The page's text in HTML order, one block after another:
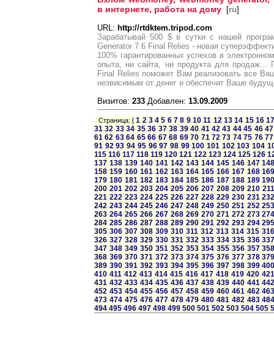
в интернете, работа на дому [ru]
URL: http://rtdktem.tripod.com
Зарабатывай 500 $ в сутки с нашей
Generator 7.6 Final Relies - новая
100% гарантированных успехов в
опыта, ни сайта, ни продукта для продаж...
Final Relies поможет Вам реализовать все
незвисимым от денег и обеспечит Ваше
Визитов: 233 Добавлен: 13.09.2009
Страница: [1 2 3 4 5 6 7 8 9 10 11 12 13 14 15 16
31 32 33 34 35 36 37 38 39 40 41 42 43 44 45 46 47
61 62 63 64 65 66 67 68 69 70 71 72 73 74 75 76 77
91 92 93 94 95 96 97 98 99 100 101 102 103 104
115 116 117 118 119 120 121 122 123 124 125 126
137 138 139 140 141 142 143 144 145 146 147
158 159 160 161 162 163 164 165 166 167 168
179 180 181 182 183 184 185 186 187 188 189
200 201 202 203 204 205 206 207 208 209 210 211
221 222 223 224 225 226 227 228 229 230 231
242 243 244 245 246 247 248 249 250 251 252
263 264 265 266 267 268 269 270 271 272 273
284 285 286 287 288 289 290 291 292 293 294
305 306 307 308 309 310 311 312 313 314 315 316
326 327 328 329 330 331 332 333 334 335 336
347 348 349 350 351 352 353 354 355 356 357
368 369 370 371 372 373 374 375 376 377 378
389 390 391 392 393 394 395 396 397 398 399
410 411 412 413 414 415 416 417 418 419 420 421
431 432 433 434 435 436 437 438 439 440 441
452 453 454 455 456 457 458 459 460 461 462
473 474 475 476 477 478 479 480 481 482 483
494 495 496 497 498 499 500 501 502 503 504 505